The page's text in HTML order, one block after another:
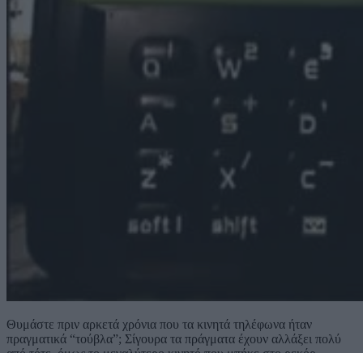
Θυμάστε πριν αρκετά χρόνια που τα κινητά τηλέφωνα ήταν
πραγματικά “τούβλα”; Σίγουρα τα πράγματα έχουν αλλάξει πολύ